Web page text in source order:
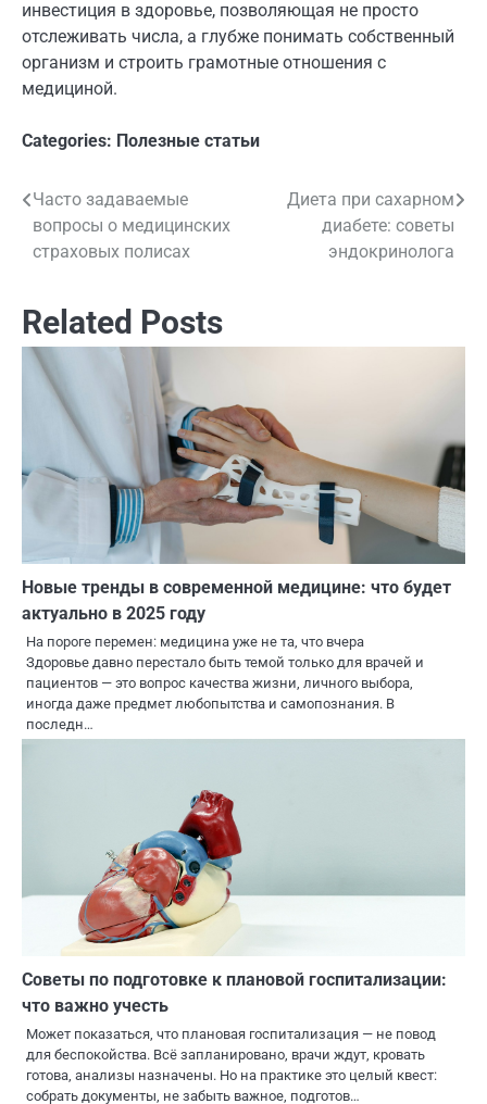
инвестиция в здоровье, позволяющая не просто
отслеживать числа, а глубже понимать собственный
организм и строить грамотные отношения с
медициной.
Categories: Полезные статьи
Навигация
по
Часто задаваемые
вопросы о медицинских
страховых полисах
Диета при сахарном
диабете: советы
эндокринолога
Related Posts
Новые тренды в современной медицине: что будет
актуально в 2025 году
На пороге перемен: медицина уже не та, что вчера
Здоровье давно перестало быть темой только для врачей и
пациентов — это вопрос качества жизни, личного выбора,
иногда даже предмет любопытства и самопознания. В
последн…
Советы по подготовке к плановой госпитализации:
что важно учесть
Может показаться, что плановая госпитализация — не повод
для беспокойства. Всё запланировано, врачи ждут, кровать
готова, анализы назначены. Но на практике это целый квест:
собрать документы, не забыть важное, подготов…